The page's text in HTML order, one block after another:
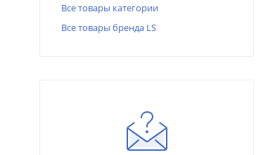
Все товары категории
Все товары бренда LS